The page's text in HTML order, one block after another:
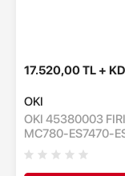
17.520,00 TL +
OKI
OKI 45380003
MC780-ES7470-